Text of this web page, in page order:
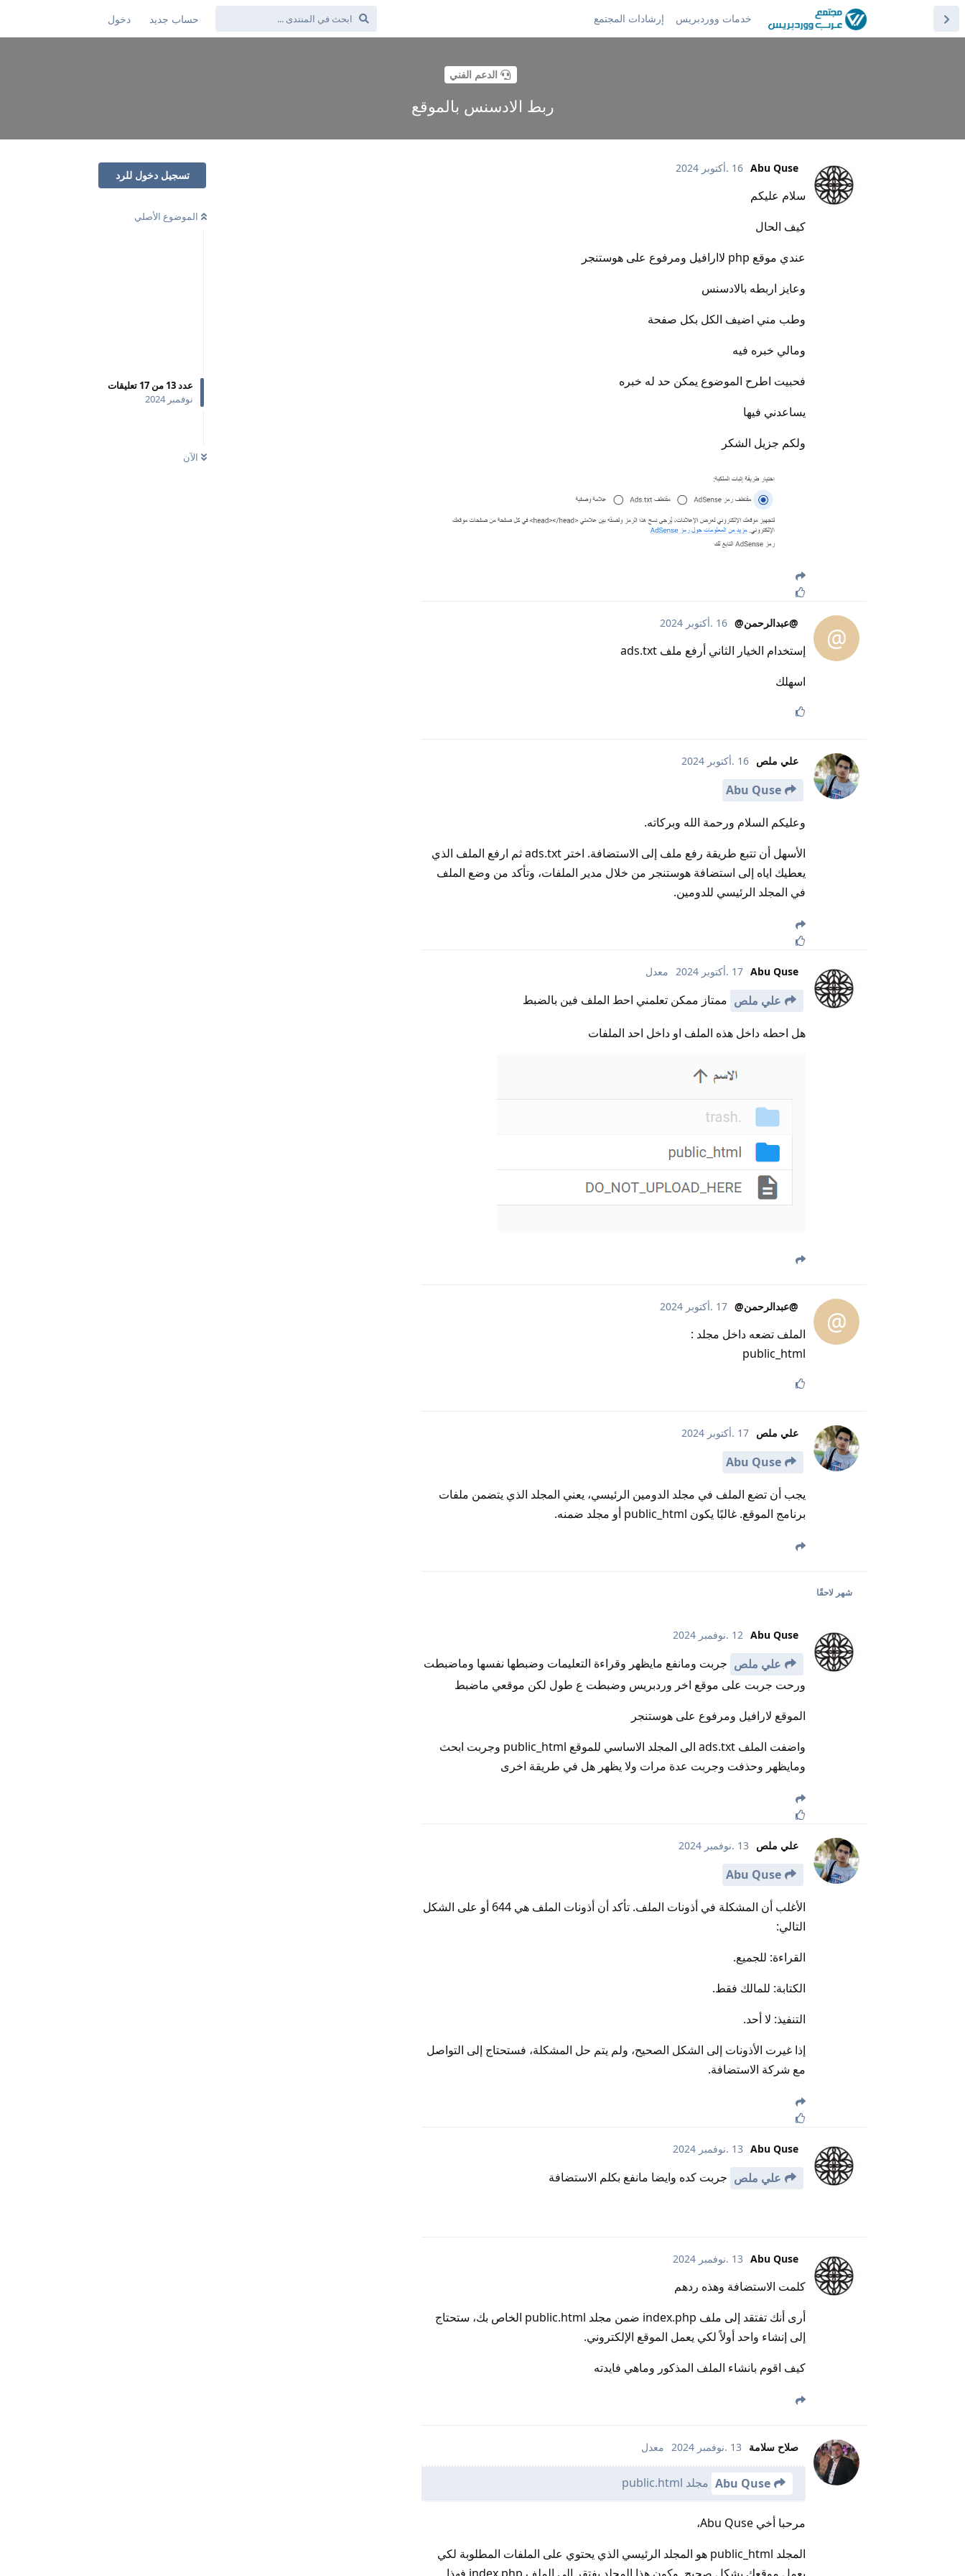
خدمات ووردبريس إرشادات المجتمع حساب جديد دخول
الدعم الفني
ربط الادسنس بالموقع
تسجيل دخول للرد
الموضوع الأصلي
عدد13 من 17 تعليقات
نوفمبر 2024
الآن
Abu Quse 16 .أكتوبر 2024
سلام عليكم
كيف الحال
عندي موقع php لاارافيل ومرفوع على هوستنجر
وعايز اربطه بالادسنس
وطب مني اضيف الكل بكل صفحة
ومالي خبره فيه
فحبيت اطرح الموضوع يمكن حد له خبره
يساعدني فيها
ولكم جزيل الشكر
@ @عبدالرحمن@ 16 .أكتوبر 2024
إستخدام الخيار الثاني أرفع ملف ads.txt
اسهلك
علي ملص 16 .أكتوبر 2024
Abu Quse
وعليكم السلام ورحمة الله وبركاته.
الأسهل أن تتبع طريقة رفع ملف إلى الاستضافة. اختر ads.txt ثم ارفع الملف الذي
يعطيك اياه إلى استضافة هوستنجر من خلال مدير الملفات، وتأكد من وضع الملف
في المجلد الرئيسي للدومين.
Abu Quse 17 .أكتوبر 2024 معدل
علي ملص ممتاز ممكن تعلمني احط الملف فين بالضبط
هل احطه داخل هذه الملف او داخل احد الملفات
@ @عبدالرحمن@ 17 .أكتوبر 2024
الملف تضعه داخل مجلد :
public_html
علي ملص 17 .أكتوبر 2024
Abu Quse
يجب أن تضع الملف في مجلد الدومين الرئيسي، يعني المجلد الذي يتضمن ملفات
برنامج الموقع. غالبًا يكون public_html أو مجلد ضمنه.
شهر لاحقًا
Abu Quse 12 .نوفمبر 2024
علي ملص جربت ومانفع مايظهر وقراءة التعليمات وضبطها نفسها وماضبطت
ورحت جربت على موقع اخر وردبريس وضبطت ع طول لكن موقعي ماضبط
الموقع لارافيل ومرفوع على هوستنجر
واضفت الملف ads.txt الى المجلد الاساسي للموقع public_html وجربت ابحث
ومايظهر وحذفت وجربت عدة مرات ولا يظهر هل في طريقة اخرى
علي ملص 13 .نوفمبر 2024
Abu Quse
الأغلب أن المشكلة في أذونات الملف. تأكد أن أذونات الملف هي 644 أو على الشكل
التالي:
القراءة: للجميع.
الكتابة: للمالك فقط.
التنفيذ: لا أحد.
إذا غيرت الأذونات إلى الشكل الصحيح، ولم يتم حل المشكلة، فستحتاج إلى التواصل
مع شركة الاستضافة.
Abu Quse 13 .نوفمبر 2024
علي ملص جربت كده وايضا مانفع بكلم الاستضافة
Abu Quse 13 .نوفمبر 2024
كلمت الاستضافة وهذه ردهم
أرى أنك تفتقد إلى ملف index.php ضمن مجلد public.html الخاص بك، ستحتاج
إلى إنشاء واحد أولاً لكي يعمل الموقع الإلكتروني.
كيف اقوم بانشاء الملف المذكور وماهي فايدته
صلاح سلامة 13 .نوفمبر 2024 معدل
Abu Quse مجلد public.html
مرحبا أخي Abu Quse،
المجلد public_html هو المجلد الرئيسي الذي يحتوي على الملفات المطلوبة لكي